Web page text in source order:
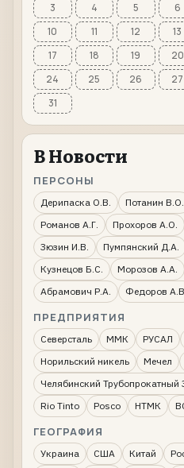
3
4 5 6
10
11 12 13
17
18 19 20
24
25 26 27
31
В Новости
ПЕРСОНЫ
Дерипаска О.В. Потанин В.О.
Романов А.Г.
Прохоров А.О.
Зюзин И.В.
Пумпянский Д.А.
Кузнецов Б.С.
Морозов А.А.
Абрамович Р.А.
Федоров
ПРЕДПРИЯТИЯ
Северсталь ММК РУСАЛ
Норильский никель
Мечел
Челябинский Трубопрокатный
Rio Tinto
Posco НТМК
ГЕОГРАФИЯ
Украина США Китай